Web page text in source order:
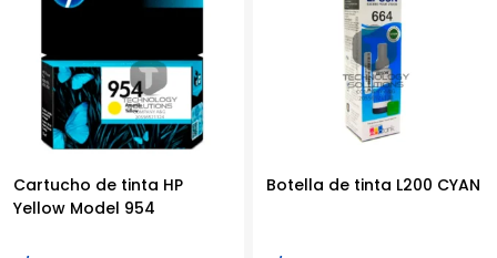
Cartucho de tinta HP
Yellow Model 954
Botella de tinta L200 CYAN